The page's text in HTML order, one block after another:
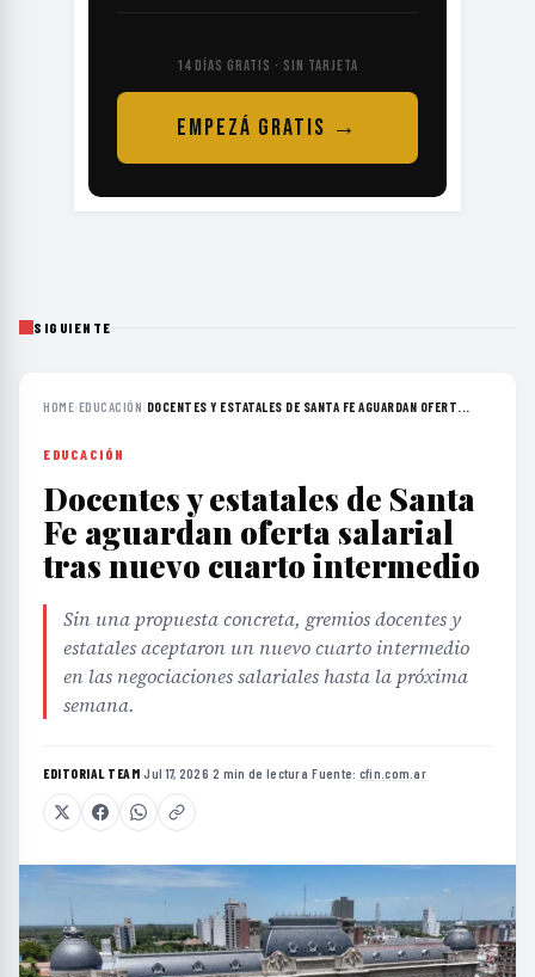
14 DÍAS GRATIS · SIN TARJETA
EMPEZÁ GRATIS →
SIGUIENTE
HOME›EDUCACIÓN› DOCENTES Y ESTATALES DE SANTA FE AGUARDAN OFERT...
EDUCACIÓN
Docentes y estatales de Santa
Fe aguardan oferta salarial
tras nuevo cuarto intermedio
Sin una propuesta concreta, gremios docentes y
estatales aceptaron un nuevo cuarto intermedio
en las negociaciones salariales hasta la próxima
semana.
EDITORIAL TEAM·Jul 17, 2026·2 min de lectura·Fuente: cfin.com.ar